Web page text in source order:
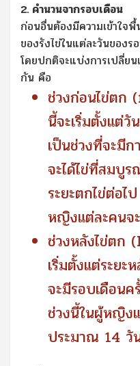
2. คำนวนจากรอบเดือน
ก่อนอื่นต้องมีความเข้าใจ
ของรังไข่ในแต่ละวันของร
โดยปกติจะแบ่งการเปลี่ย
กัน คือ
ช่วงก่อนไข่ตก
นี้จะเริ่มตั้งแต่วั
เป็นช่วงที่จะมี
จะได้ไข่ที่สมบู
ระยะตกไข่ต่อไ
หญิงแต่ละคนจ
ช่วงหลังไข่ตก
เริ่มตั้งแต่ระย
จะมีรอบเดือน
ช่วงนี้ในผู้หญิง
ประมาณ 14 วั